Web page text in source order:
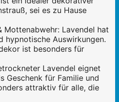
sei es zu Hause
Mottenabwehr: Lavendel hat
hypnotische Auswirkungen.
ist besonders für
Lavendel eignet
Geschenk für Familie und
attraktiv für alle, die